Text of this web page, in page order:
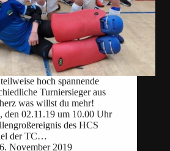
hoch spannende
Turniersieger aus
was willst du mehr!
den 02.11.19 um 10.00 Uhr
des HCS
der TC…
6. November 2019